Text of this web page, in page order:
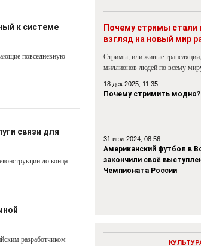
к системе
повседневную
связи для
до конца
разработчиком
Почему стримы стали
взгляд на новый мир
Стримы, или живые трансляции,
миллионов людей по всему
18 дек 2025, 11:35
Почему стримить модно?
31 июл 2024, 08:56
Американский футбол в
закончили своё
Чемпионата России